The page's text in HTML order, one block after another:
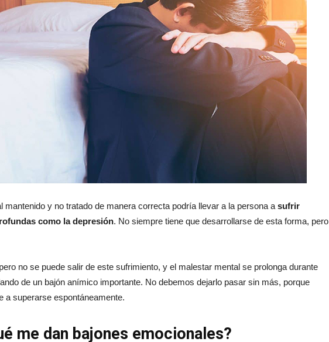
mantenido y no tratado de manera correcta podría llevar a la persona a sufrir
como la depresión. No siempre tiene que desarrollarse de esta forma, pero
no se puede salir de este sufrimiento, y el malestar mental se prolonga durante
de un bajón anímico importante. No debemos dejarlo pasar sin más, porque
a superarse espontáneamente.
me dan bajones emocionales?